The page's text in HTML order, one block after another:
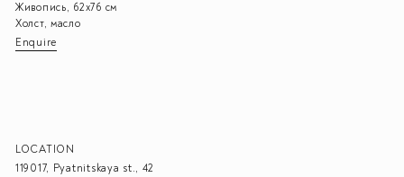
Живопись, 62х76 см
Холст, масло
Enquire
LOCATION
119017, Pyatnitskaya st., 42